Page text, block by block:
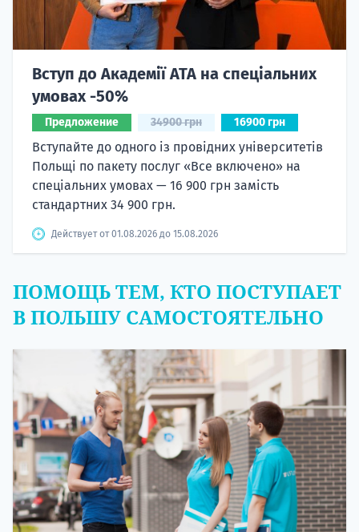
Вступ до Академії ATA на спеціальних
умовах -50%
Предложение 34900 грн 16900 грн
Вступайте до одного із провідних університетів
Польщі по пакету послуг «Все включено» на
спеціальних умовах — 16 900 грн замість
стандартних 34 900 грн.
Действует от 01.08.2026 до 15.08.2026
ПОМОЩЬ ТЕМ, КТО ПОСТУПАЕТ
В ПОЛЬШУ САМОСТОЯТЕЛЬНО